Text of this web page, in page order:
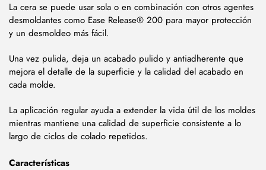
La cera se puede usar sola o en combinación con otros agentes
desmoldantes como Ease Release® 200 para mayor protección
y un desmoldeo más fácil.
Una vez pulida, deja un acabado pulido y antiadherente que
mejora el detalle de la superficie y la calidad del acabado en
cada molde.
La aplicación regular ayuda a extender la vida útil de los moldes
mientras mantiene una calidad de superficie consistente a lo
largo de ciclos de colado repetidos.
Características